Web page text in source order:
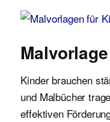
Malvorlagen
Kinder brauchen
und Malbücher
effektiven